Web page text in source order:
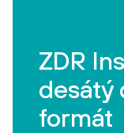
ZDR
desátý
formát